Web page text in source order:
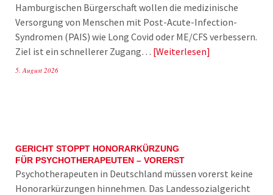
Hamburgischen Bürgerschaft wollen die medizinische
Versorgung von Menschen mit Post-Acute-Infection-
Syndromen (PAIS) wie Long Covid oder ME/CFS verbessern.
Ziel ist ein schnellerer Zugang… Weiterlesen
5. August 2026
GERICHT STOPPT HONORARKÜRZUNG
FÜR PSYCHOTHERAPEUTEN – VORERST
Psychotherapeuten in Deutschland müssen vorerst keine
Honorarkürzungen hinnehmen. Das Landessozialgericht